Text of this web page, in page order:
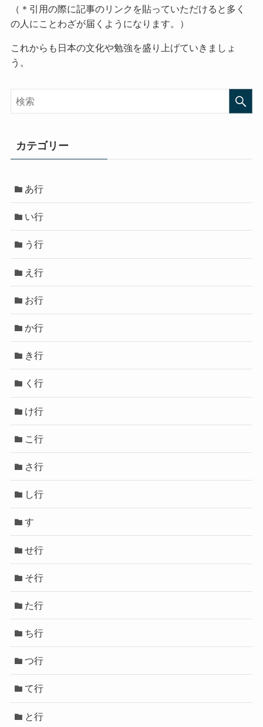
（＊引用の際に記事のリンクを貼っていただけると多く
の人にことわざが届くようになります。）
これからも日本の文化や勉強を盛り上げていきましょ
う。
カテゴリー
あ行
い行
う行
え行
お行
か行
き行
く行
け行
こ行
さ行
し行
す
せ行
そ行
た行
ち行
つ行
て行
と行